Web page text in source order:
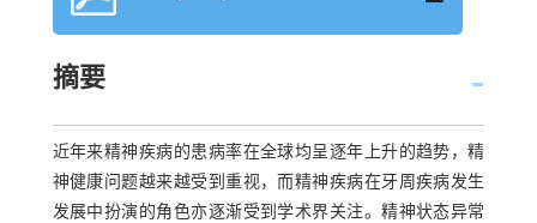
摘要
近年来精神疾病的患病率在全球均呈逐年上升的趋势，精
神健康问题越来越受到重视，而精神疾病在牙周疾病发生
发展中扮演的角色亦逐渐受到学术界关注。精神状态异常